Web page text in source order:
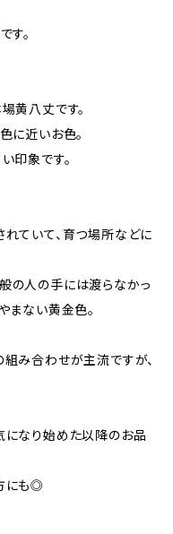
。
黄八丈です。
に近いお色。
印象です。
ていて、育つ場所などに
の人の手には渡らなかっ
まない黄金色。
み合わせが主流ですが、
になり始めた以降のお品
にも◎